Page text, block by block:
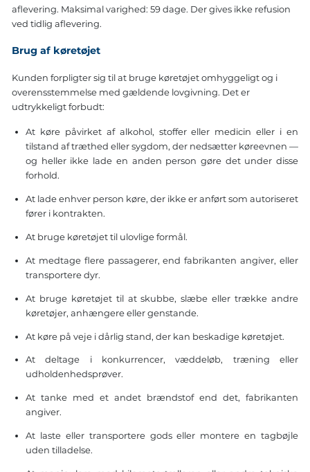
aflevering. Maksimal varighed: 59 dage. Der gives ikke refusion
ved tidlig aflevering.
Brug af køretøjet
Kunden forpligter sig til at bruge køretøjet omhyggeligt og i
overensstemmelse med gældende lovgivning. Det er
udtrykkeligt forbudt:
At køre påvirket af alkohol, stoffer eller medicin eller i en
tilstand af træthed eller sygdom, der nedsætter køreevnen —
og heller ikke lade en anden person gøre det under disse
forhold.
At lade enhver person køre, der ikke er anført som autoriseret
fører i kontrakten.
At bruge køretøjet til ulovlige formål.
At medtage flere passagerer, end fabrikanten angiver, eller
transportere dyr.
At bruge køretøjet til at skubbe, slæbe eller trække andre
køretøjer, anhængere eller genstande.
At køre på veje i dårlig stand, der kan beskadige køretøjet.
At deltage i konkurrencer, væddeløb, træning eller
udholdenhedsprøver.
At tanke med et andet brændstof end det, fabrikanten
angiver.
At laste eller transportere gods eller montere en tagbøjle
uden tilladelse.